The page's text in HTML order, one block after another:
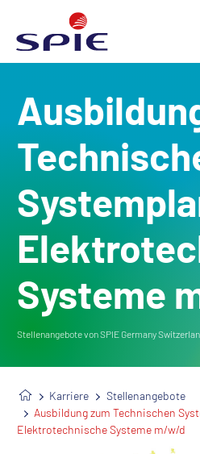
Systeme
Stellenangebote von SPIE Germany
Karriere
Stellenangebote
Ausbildung zum Technischen
Elektrotechnische Systeme m/w/d